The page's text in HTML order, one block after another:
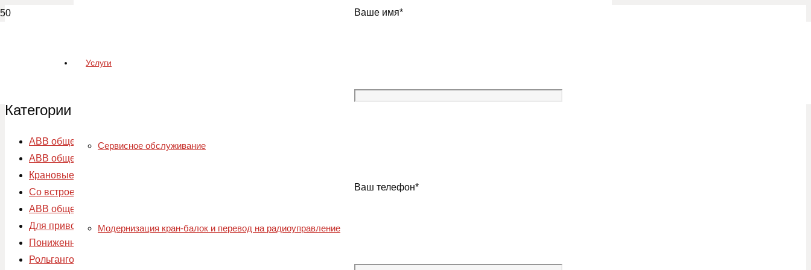
Услуги
Сервисное обслуживание
Модернизация кран-балок и перевод на радиоуправление
Ваше имя*
Ваш телефон*
Категории
АВВ общего назначения с чугунной станиной, класс энергоэффективности IE2
АВВ общего назначения с алюминиевой станиной, класс энергоэффективности IE1
Крановые
Со встроенным электромагнитным тормозом
АВВ общего назначения с алюминиевой станиной, класс энергоэффективности IE2
Для привода осевых вентиляторов ПТИЧНИКИ
Пониженной высоты (IP23)
Рольганговые